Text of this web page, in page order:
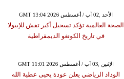
GMT 13:04 2026 الأحد ,02 آب / أغسطس
الصحة العالمية تؤكد تسجيل أكبر تفش للإيبولا
في تاريخ الكونغو الديمقراطية
GMT 11:01 2026 الإثنين ,03 آب / أغسطس
الوداد الرياضي يعلن عودة يحيى عطية الله